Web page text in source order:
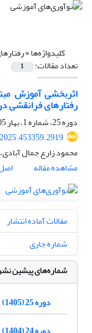
کلیدواژه‌ها =
تعداد مقالات: 1
اثربخشی آموزش
رفتارهای فرانقشی
دوره 25، شماره 1، بهار 1405، صفحه
محمود زارع جمال
مشاهده مقاله
مقالات آماده انتشار
شماره جاری
شماره‌های پیشین
دوره 25 (1405)